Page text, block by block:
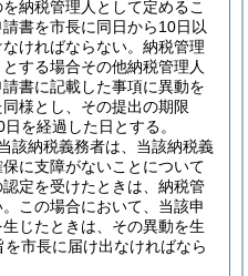
納税管理人として定めるこ
書を市長に同日から10日以
ければならない。 納税管理
する場合その他納税管理人
書に記載した事項に異動を
様とし、その提出の期限
を経過した日とする。
該納税義務者は、当該納税義
に支障がないことについて
定を受けたときは、納税管
この場合において、当該申
じたときは、その異動を生
市長に届け出なければなら